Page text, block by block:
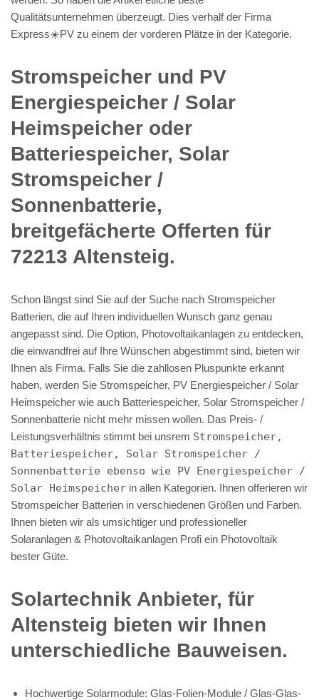
Qualitätsunternehmen überzeugt. Dies verhalf der Firma
Express☀️PV️ zu einem der vorderen Plätze in der Kategorie.
Stromspeicher und PV
Energiespeicher / Solar
Heimspeicher oder
Batteriespeicher, Solar
Stromspeicher /
Sonnenbatterie,
breitgefächerte Offerten für
72213 Altensteig.
Schon längst sind Sie auf der Suche nach Stromspeicher
Batterien, die auf Ihren individuellen Wunsch ganz genau
angepasst sind. Die Option, Photovoltaikanlagen zu entdecken,
die einwandfrei auf Ihre Wünschen abgestimmt sind, bieten wir
Ihnen als Firma. Falls Sie die zahllosen Pluspunkte erkannt
haben, werden Sie Stromspeicher, PV Energiespeicher / Solar
Heimspeicher wie auch Batteriespeicher, Solar Stromspeicher /
Sonnenbatterie nicht mehr missen wollen. Das Preis- /
Leistungsverhältnis stimmt bei unsrem Stromspeicher,
Batteriespeicher, Solar Stromspeicher /
Sonnenbatterie ebenso wie PV Energiespeicher /
Solar Heimspeicher in allen Kategorien. Ihnen offerieren wir
Stromspeicher Batterien in verschiedenen Größen und Farben.
Ihnen bieten wir als umsichtiger und professioneller
Solaranlagen & Photovoltaikanlagen Profi ein Photovoltaik
bester Güte.
Solartechnik Anbieter, für
Altensteig bieten wir Ihnen
unterschiedliche Bauweisen.
Hochwertige Solarmodule: Glas-Folien-Module / Glas-Glas-